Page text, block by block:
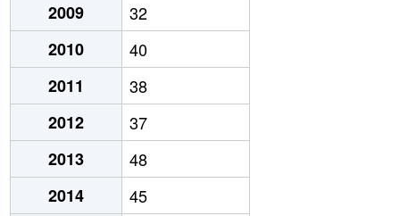
2009
32
2010
40
2011
38
2012
37
2013
48
2014
45